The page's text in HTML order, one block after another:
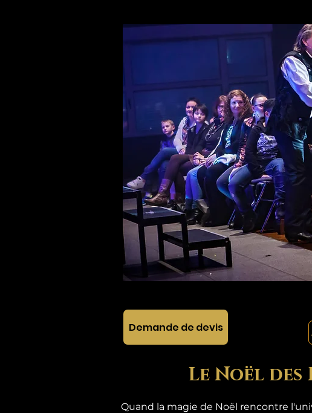
Demande de devis
Le Noël des
Quand la magie de Noël rencontre